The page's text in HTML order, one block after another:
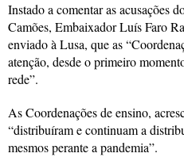
Instado a comentar as acusações
Camões, Embaixador Luís Faro
enviado à Lusa, que as
atenção, desde o primeiro
rede”.
As Coordenações de ensino,
“distribuíram e continuam a
mesmos perante a pandemia”.